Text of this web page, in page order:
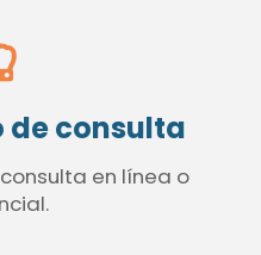
de consulta
en línea o